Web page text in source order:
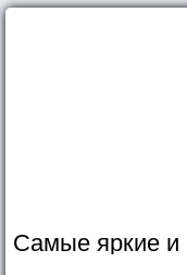
Самые яркие и